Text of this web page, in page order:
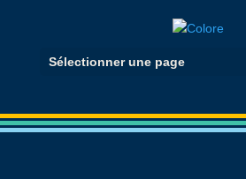
Sélectionner une page